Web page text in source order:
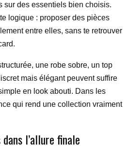
sur des essentiels bien choisis.
logique : proposer des pièces
entre elles, sans te retrouver
une robe sobre, un top
mais élégant peuvent suffire
en look abouti. Dans les
qui rend une collection vraiment
l’allure finale